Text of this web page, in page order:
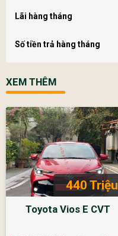
Lãi hàng tháng
Số tiền trả hàng tháng
XEM THÊM
440 Triệu
Toyota Vios E CVT